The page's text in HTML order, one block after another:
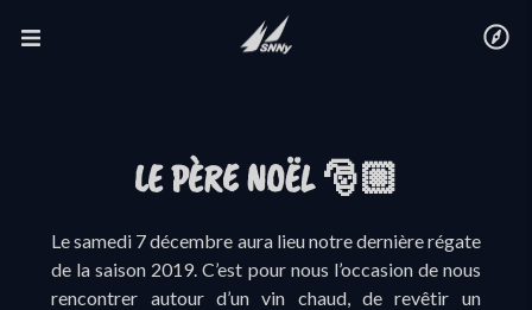
LE PÈRE NOËL 🎅🏼
Le samedi 7 décembre aura lieu notre dernière régate
de la saison 2019. C’est pour nous l’occasion de nous
rencontrer autour d’un vin chaud, de revêtir un